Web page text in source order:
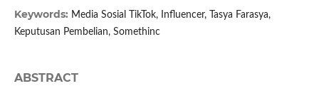
Keywords: Media Sosial TikTok, Influencer, Tasya Farasya,
Keputusan Pembelian, Somethinc
ABSTRACT